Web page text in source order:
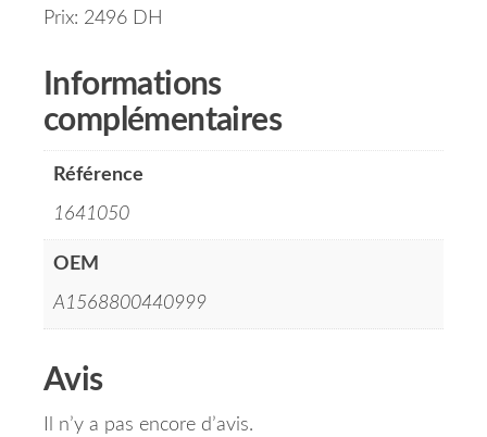
Prix: 2496 DH
Informations
complémentaires
Référence
1641050
OEM
A1568800440999
Avis
Il n’y a pas encore d’avis.